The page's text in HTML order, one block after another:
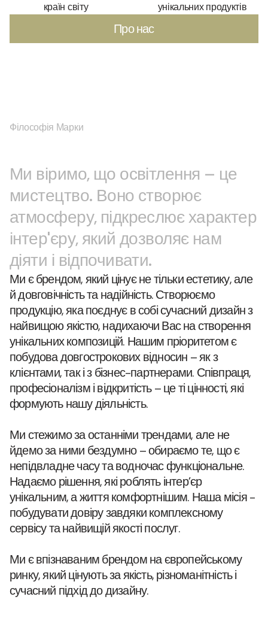
країн світу унікальних продуктів
Про нас
Філософія Марки
Ми віримо, що освітлення – це
мистецтво. Воно створює
атмосферу, підкреслює характер
інтер'єру, який дозволяє нам
діяти і відпочивати.
Ми є брендом, який цінує не тільки естетику, але
й довговічність та надійність. Створюємо
продукцію, яка поєднує в собі сучасний дизайн з
найвищою якістю, надихаючи Вас на створення
унікальних композицій. Нашим пріоритетом є
побудова довгострокових відносин – як з
клієнтами, так і з бізнес-партнерами. Співпраця,
професіоналізм і відкритість – це ті цінності, які
формують нашу діяльність.
Ми стежимо за останніми трендами, але не
йдемо за ними бездумно – обираємо те, що є
непідвладне часу та водночас функціональне.
Надаємо рішення, які роблять інтер’єр
унікальним, а життя комфортнішим. Наша місія -
побудувати довіру завдяки комплексному
сервісу та найвищій якості послуг.
Ми є впізнаваним брендом на європейському
ринку, який цінують за якість, різноманітність і
сучасний підхід до дизайну.